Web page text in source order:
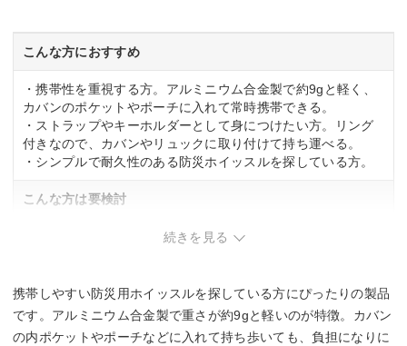
こんな方におすすめ
・携帯性を重視する方。アルミニウム合金製で約9gと軽く、
カバンのポケットやポーチに入れて常時携帯できる。
・ストラップやキーホルダーとして身につけたい方。リング
付きなので、カバンやリュックに取り付けて持ち運べる。
・シンプルで耐久性のある防災ホイッスルを探している方。
こんな方は要検討
・プラスチック製など軽い力で音が出るタイプを希望する
続きを見る
携帯しやすい防災用ホイッスルを探している方にぴったりの製品
です。アルミニウム合金製で重さが約9gと軽いのが特徴。カバン
の内ポケットやポーチなどに入れて持ち歩いても、負担になりに